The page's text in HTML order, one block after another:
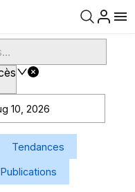
10, 2026
Tendances
Publications